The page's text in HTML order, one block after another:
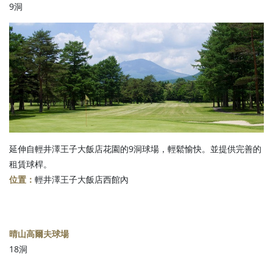
9洞
延伸自輕井澤王子大飯店花園的9洞球場，輕鬆愉快。並提供完善的
租賃球桿。
位置： 輕井澤王子大飯店西館內
晴山高爾夫球場
18洞